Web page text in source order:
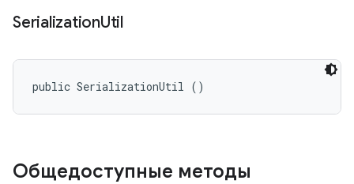
SerializationUtil
public SerializationUtil ()
Общедоступные методы